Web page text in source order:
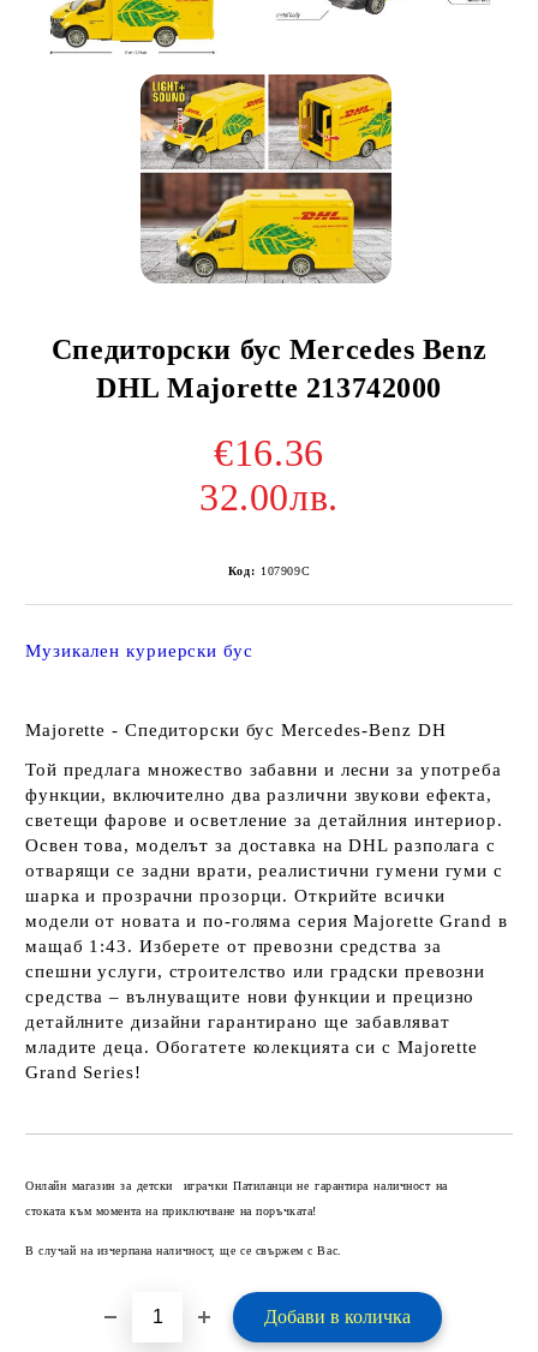
Спедиторски бус Mercedes Benz
DHL Majorette 213742000
€16.36
32.00лв.
Код: 107909C
Музикален куриерски бус
Majorette - Спедиторски бус Mercedes-Benz DH
Той предлага множество забавни и лесни за употреба
функции, включително два различни звукови ефекта,
светещи фарове и осветление за детайлния интериор.
Освен това, моделът за доставка на DHL разполага с
отварящи се задни врати, реалистични гумени гуми с
шарка и прозрачни прозорци. Открийте всички
модели от новата и по-голяма серия Majorette Grand в
мащаб 1:43. Изберете от превозни средства за
спешни услуги, строителство или градски превозни
средства – вълнуващите нови функции и прецизно
детайлните дизайни гарантирано ще забавляват
младите деца. Обогатете колекцията си с Majorette
Grand Series!
Онлайн магазин за детски играчки Патиланци не гарантира наличност на
стоката към момента на приключване на поръчката!
В случай на изчерпана наличност, ще се свържем с Вас.